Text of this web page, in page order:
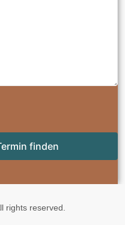
finden
rights reserved.